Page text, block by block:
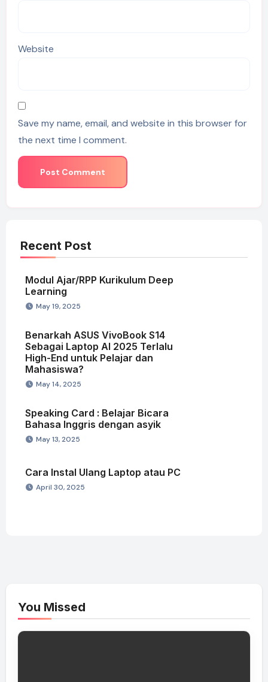
Website
Save my name, email, and website in this browser for
the next time I comment.
Recent Post
Modul Ajar/RPP Kurikulum Deep
Learning
May 19, 2025
Benarkah ASUS VivoBook S14
Sebagai Laptop AI 2025 Terlalu
High-End untuk Pelajar dan
Mahasiswa?
May 14, 2025
Speaking Card : Belajar Bicara
Bahasa Inggris dengan asyik
May 13, 2025
Cara Instal Ulang Laptop atau PC
April 30, 2025
You Missed